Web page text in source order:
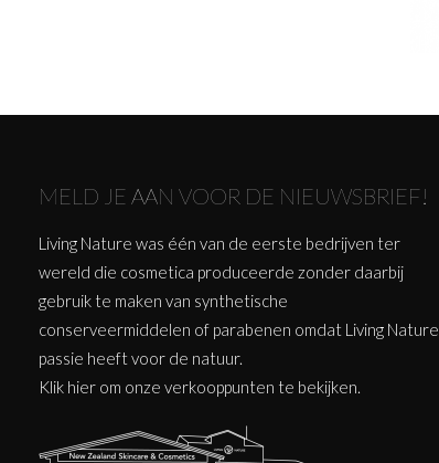
MELD JE AAN VOOR DE NIEUWSBRIEF!
Living Nature was één van de eerste bedrijven ter
wereld die cosmetica produceerde zonder daarbij
gebruik te maken van synthetische
conserveermiddelen of parabenen omdat Living Nature
passie heeft voor de natuur.
Klik hier om onze verkooppunten te bekijken.